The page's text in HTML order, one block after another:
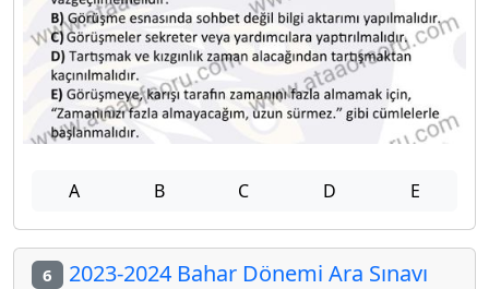
A B C D E
6 2023-2024 Bahar Dönemi Ara Sınavı